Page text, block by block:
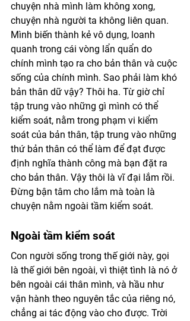
chuyện nhà mình làm không xong,
chuyện nhà người ta không liên quan.
Mình biến thành kẻ vô dụng, loanh
quanh trong cái vòng lẩn quẩn do
chính mình tạo ra cho bản thân và cuộc
sống của chính mình. Sao phải làm khó
bản thân dữ vậy? Thôi ha. Từ giờ chỉ
tập trung vào những gì mình có thể
kiểm soát, nằm trong phạm vi kiểm
soát của bản thân, tập trung vào những
thứ bản thân có thể làm để đạt được
định nghĩa thành công mà bạn đặt ra
cho bản thân. Vậy thôi là vĩ đại lắm rồi.
Đừng bận tâm cho lắm mà toàn là
chuyện nằm ngoài tầm kiểm soát.
Ngoài tầm kiểm soát
Con người sống trong thế giới này, gọi
là thế giới bên ngoài, vì thiệt tình là nó ở
bên ngoài cái thân mình, và hầu như
vận hành theo nguyên tắc của riêng nó,
chẳng ai tác động vào cho được. Trời